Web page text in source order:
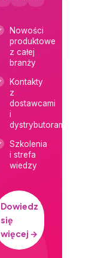
Nowości
produktowe
z całej
branży
Kontakty
z
dostawcami
i
dystrybutorami
Szkolenia
i strefa
wiedzy
Dowiedz
się
więcej →